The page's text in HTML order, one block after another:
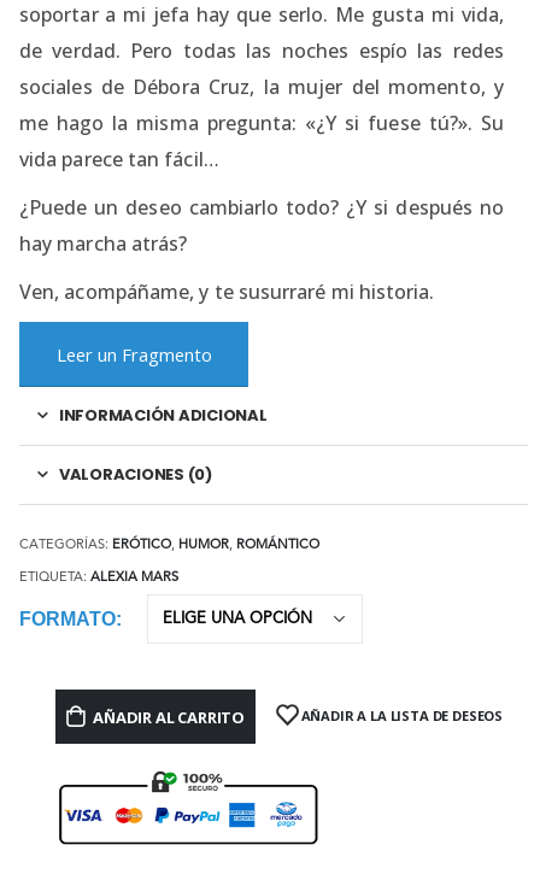
soportar a mi jefa hay que serlo. Me gusta mi vida,
de verdad. Pero todas las noches espío las redes
sociales de Débora Cruz, la mujer del momento, y
me hago la misma pregunta: «¿Y si fuese tú?». Su
vida parece tan fácil…
¿Puede un deseo cambiarlo todo? ¿Y si después no
hay marcha atrás?
Ven, acompáñame, y te susurraré mi historia.
Leer un Fragmento
INFORMACIÓN ADICIONAL
VALORACIONES (0)
CATEGORÍAS: ERÓTICO, HUMOR, ROMÁNTICO
ETIQUETA: ALEXIA MARS
FORMATO
AÑADIR AL CARRITO AÑADIR A LA LISTA DE DESEOS